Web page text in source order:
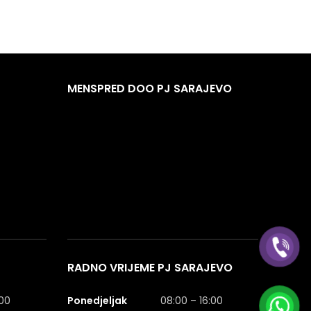
MENSPRED DOO PJ SARAJEVO
RADNO VRIJEME PJ SARAJEVO
Ponedjeljak 08:00 – 16:00